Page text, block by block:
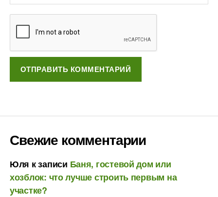
Свежие комментарии
Юля к записи Баня, гостевой дом или
хозблок: что лучше строить первым на
участке?